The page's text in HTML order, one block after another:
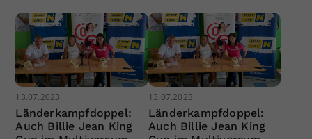
13.07.2023
Länderkampfdoppel:
Auch Billie Jean King
13.07.2023
Länderkampfdoppel:
Auch Billie Jean King